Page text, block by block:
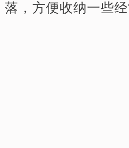
落，方便收纳一些